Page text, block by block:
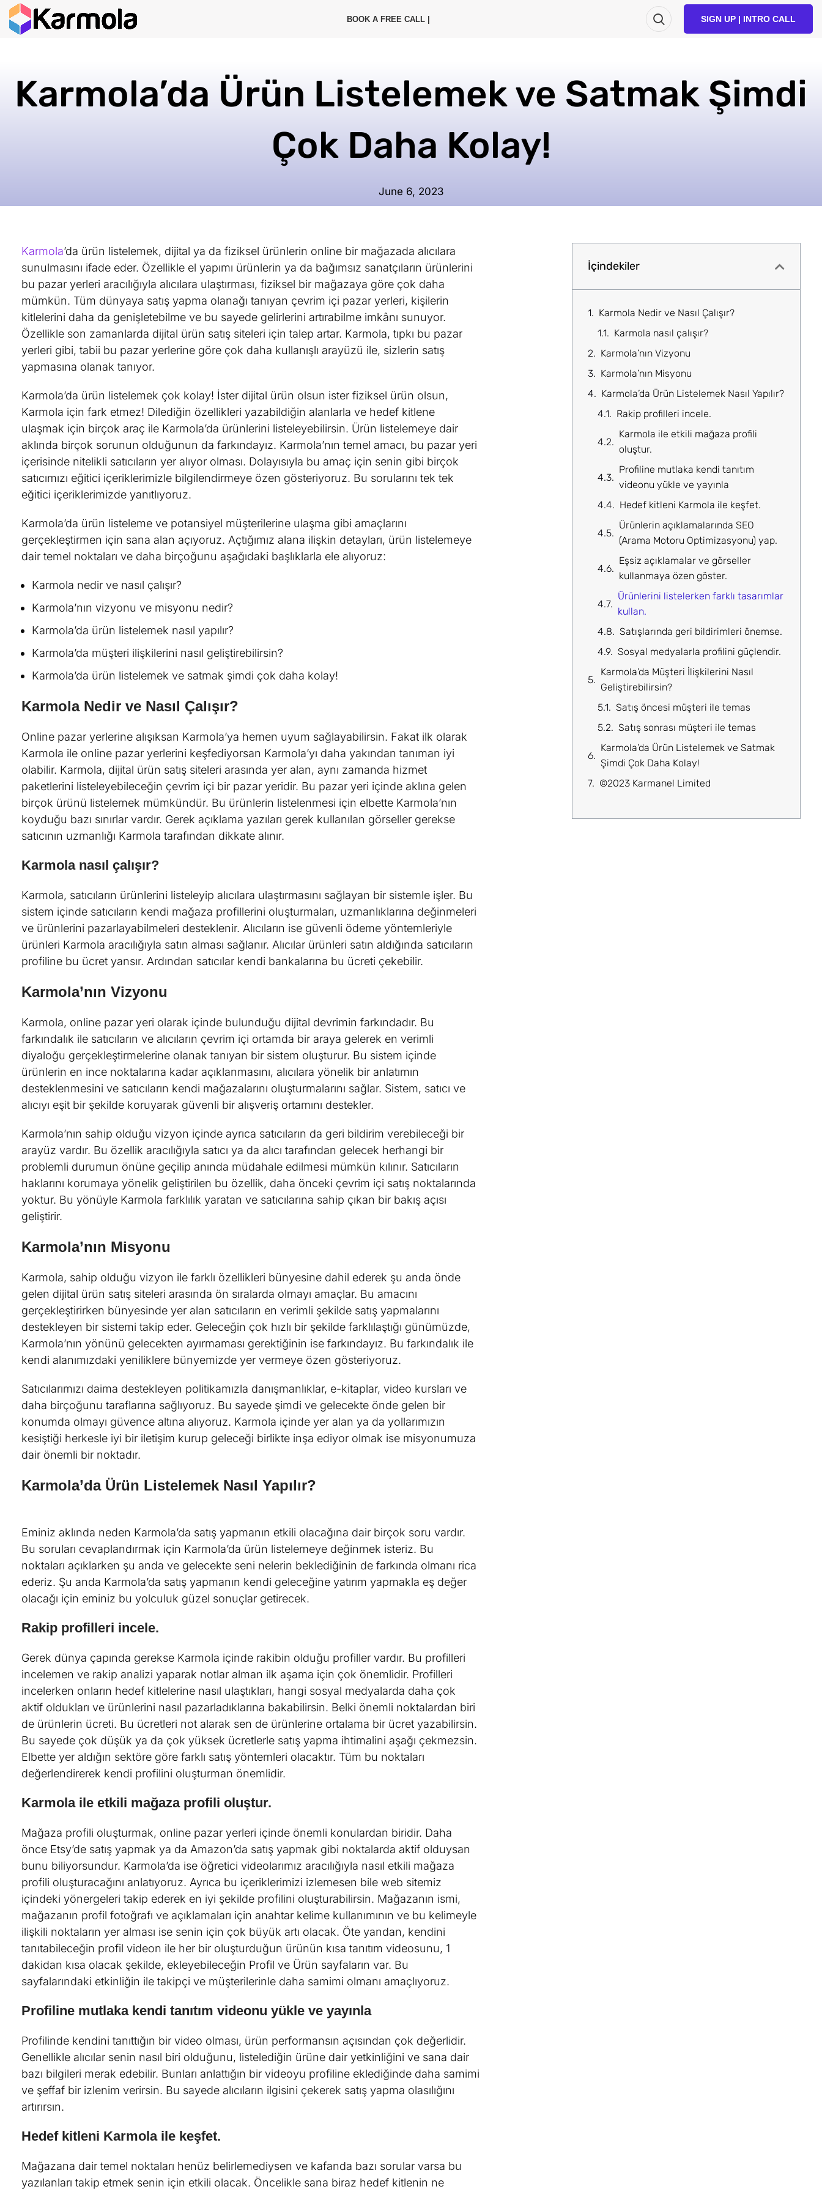
BOOK A FREE CALL | SIGN UP | INTRO CALL
Karmola’da Ürün Listelemek ve Satmak Şimdi
Çok Daha Kolay!
June 6, 2023
Karmola’da ürün listelemek, dijital ya da fiziksel ürünlerin online bir mağazada alıcılara
sunulmasını ifade eder. Özellikle el yapımı ürünlerin ya da bağımsız sanatçıların ürünlerini
bu pazar yerleri aracılığıyla alıcılara ulaştırması, fiziksel bir mağazaya göre çok daha
mümkün. Tüm dünyaya satış yapma olanağı tanıyan çevrim içi pazar yerleri, kişilerin
kitlelerini daha da genişletebilme ve bu sayede gelirlerini artırabilme imkânı sunuyor.
Özellikle son zamanlarda dijital ürün satış siteleri için talep artar. Karmola, tıpkı bu pazar
yerleri gibi, tabii bu pazar yerlerine göre çok daha kullanışlı arayüzü ile, sizlerin satış
yapmasına olanak tanıyor.
Karmola’da ürün listelemek çok kolay! İster dijital ürün olsun ister fiziksel ürün olsun,
Karmola için fark etmez! Dilediğin özellikleri yazabildiğin alanlarla ve hedef kitlene
ulaşmak için birçok araç ile Karmola’da ürünlerini listeleyebilirsin. Ürün listelemeye dair
aklında birçok sorunun olduğunun da farkındayız. Karmola’nın temel amacı, bu pazar yeri
içerisinde nitelikli satıcıların yer alıyor olması. Dolayısıyla bu amaç için senin gibi birçok
satıcımızı eğitici içeriklerimizle bilgilendirmeye özen gösteriyoruz. Bu sorularını tek tek
eğitici içeriklerimizde yanıtlıyoruz.
Karmola’da ürün listeleme ve potansiyel müşterilerine ulaşma gibi amaçlarını
gerçekleştirmen için sana alan açıyoruz. Açtığımız alana ilişkin detayları, ürün listelemeye
dair temel noktaları ve daha birçoğunu aşağıdaki başlıklarla ele alıyoruz:
Karmola nedir ve nasıl çalışır?
Karmola’nın vizyonu ve misyonu nedir?
Karmola’da ürün listelemek nasıl yapılır?
Karmola’da müşteri ilişkilerini nasıl geliştirebilirsin?
Karmola’da ürün listelemek ve satmak şimdi çok daha kolay!
Karmola Nedir ve Nasıl Çalışır?
Online pazar yerlerine alışıksan Karmola’ya hemen uyum sağlayabilirsin. Fakat ilk olarak
Karmola ile online pazar yerlerini keşfediyorsan Karmola’yı daha yakından tanıman iyi
olabilir. Karmola, dijital ürün satış siteleri arasında yer alan, aynı zamanda hizmet
paketlerini listeleyebileceğin çevrim içi bir pazar yeridir. Bu pazar yeri içinde aklına gelen
birçok ürünü listelemek mümkündür. Bu ürünlerin listelenmesi için elbette Karmola’nın
koyduğu bazı sınırlar vardır. Gerek açıklama yazıları gerek kullanılan görseller gerekse
satıcının uzmanlığı Karmola tarafından dikkate alınır.
Karmola nasıl çalışır?
Karmola, satıcıların ürünlerini listeleyip alıcılara ulaştırmasını sağlayan bir sistemle işler. Bu
sistem içinde satıcıların kendi mağaza profillerini oluşturmaları, uzmanlıklarına değinmeleri
ve ürünlerini pazarlayabilmeleri desteklenir. Alıcıların ise güvenli ödeme yöntemleriyle
ürünleri Karmola aracılığıyla satın alması sağlanır. Alıcılar ürünleri satın aldığında satıcıların
profiline bu ücret yansır. Ardından satıcılar kendi bankalarına bu ücreti çekebilir.
Karmola’nın Vizyonu
Karmola, online pazar yeri olarak içinde bulunduğu dijital devrimin farkındadır. Bu
farkındalık ile satıcıların ve alıcıların çevrim içi ortamda bir araya gelerek en verimli
diyaloğu gerçekleştirmelerine olanak tanıyan bir sistem oluşturur. Bu sistem içinde
ürünlerin en ince noktalarına kadar açıklanmasını, alıcılara yönelik bir anlatımın
desteklenmesini ve satıcıların kendi mağazalarını oluşturmalarını sağlar. Sistem, satıcı ve
alıcıyı eşit bir şekilde koruyarak güvenli bir alışveriş ortamını destekler.
Karmola’nın sahip olduğu vizyon içinde ayrıca satıcıların da geri bildirim verebileceği bir
arayüz vardır. Bu özellik aracılığıyla satıcı ya da alıcı tarafından gelecek herhangi bir
problemli durumun önüne geçilip anında müdahale edilmesi mümkün kılınır. Satıcıların
haklarını korumaya yönelik geliştirilen bu özellik, daha önceki çevrim içi satış noktalarında
yoktur. Bu yönüyle Karmola farklılık yaratan ve satıcılarına sahip çıkan bir bakış açısı
geliştirir.
Karmola’nın Misyonu
Karmola, sahip olduğu vizyon ile farklı özellikleri bünyesine dahil ederek şu anda önde
gelen dijital ürün satış siteleri arasında ön sıralarda olmayı amaçlar. Bu amacını
gerçekleştirirken bünyesinde yer alan satıcıların en verimli şekilde satış yapmalarını
destekleyen bir sistemi takip eder. Geleceğin çok hızlı bir şekilde farklılaştığı günümüzde,
Karmola’nın yönünü gelecekten ayırmaması gerektiğinin ise farkındayız. Bu farkındalık ile
kendi alanımızdaki yeniliklere bünyemizde yer vermeye özen gösteriyoruz.
Satıcılarımızı daima destekleyen politikamızla danışmanlıklar, e-kitaplar, video kursları ve
daha birçoğunu taraflarına sağlıyoruz. Bu sayede şimdi ve gelecekte önde gelen bir
konumda olmayı güvence altına alıyoruz. Karmola içinde yer alan ya da yollarımızın
kesiştiği herkesle iyi bir iletişim kurup geleceği birlikte inşa ediyor olmak ise misyonumuza
dair önemli bir noktadır.
Karmola’da Ürün Listelemek Nasıl Yapılır?
Eminiz aklında neden Karmola’da satış yapmanın etkili olacağına dair birçok soru vardır.
Bu soruları cevaplandırmak için Karmola’da ürün listelemeye değinmek isteriz. Bu
noktaları açıklarken şu anda ve gelecekte seni nelerin beklediğinin de farkında olmanı rica
ederiz. Şu anda Karmola’da satış yapmanın kendi geleceğine yatırım yapmakla eş değer
olacağı için eminiz bu yolculuk güzel sonuçlar getirecek.
Rakip profilleri incele.
Gerek dünya çapında gerekse Karmola içinde rakibin olduğu profiller vardır. Bu profilleri
incelemen ve rakip analizi yaparak notlar alman ilk aşama için çok önemlidir. Profilleri
incelerken onların hedef kitlelerine nasıl ulaştıkları, hangi sosyal medyalarda daha çok
aktif oldukları ve ürünlerini nasıl pazarladıklarına bakabilirsin. Belki önemli noktalardan biri
de ürünlerin ücreti. Bu ücretleri not alarak sen de ürünlerine ortalama bir ücret yazabilirsin.
Bu sayede çok düşük ya da çok yüksek ücretlerle satış yapma ihtimalini aşağı çekmezsin.
Elbette yer aldığın sektöre göre farklı satış yöntemleri olacaktır. Tüm bu noktaları
değerlendirerek kendi profilini oluşturman önemlidir.
Karmola ile etkili mağaza profili oluştur.
Mağaza profili oluşturmak, online pazar yerleri içinde önemli konulardan biridir. Daha
önce Etsy’de satış yapmak ya da Amazon’da satış yapmak gibi noktalarda aktif olduysan
bunu biliyorsundur. Karmola’da ise öğretici videolarımız aracılığıyla nasıl etkili mağaza
profili oluşturacağını anlatıyoruz. Ayrıca bu içeriklerimizi izlemesen bile web sitemiz
içindeki yönergeleri takip ederek en iyi şekilde profilini oluşturabilirsin. Mağazanın ismi,
mağazanın profil fotoğrafı ve açıklamaları için anahtar kelime kullanımının ve bu kelimeyle
ilişkili noktaların yer alması ise senin için çok büyük artı olacak. Öte yandan, kendini
tanıtabileceğin profil videon ile her bir oluşturduğun ürünün kısa tanıtım videosunu, 1
dakidan kısa olacak şekilde, ekleyebileceğin Profil ve Ürün sayfaların var. Bu
sayfalarındaki etkinliğin ile takipçi ve müşterilerinle daha samimi olmanı amaçlıyoruz.
Profiline mutlaka kendi tanıtım videonu yükle ve yayınla
Profilinde kendini tanıttığın bir video olması, ürün performansın açısından çok değerlidir.
Genellikle alıcılar senin nasıl biri olduğunu, listelediğin ürüne dair yetkinliğini ve sana dair
bazı bilgileri merak edebilir. Bunları anlattığın bir videoyu profiline eklediğinde daha samimi
ve şeffaf bir izlenim verirsin. Bu sayede alıcıların ilgisini çekerek satış yapma olasılığını
artırırsın.
Hedef kitleni Karmola ile keşfet.
Mağazana dair temel noktaları henüz belirlemediysen ve kafanda bazı sorular varsa bu
yazılanları takip etmek senin için etkili olacak. Öncelikle sana biraz hedef kitlenin ne
İçindekiler
Karmola Nedir ve Nasıl Çalışır?
Karmola nasıl çalışır?
Karmola’nın Vizyonu
Karmola’nın Misyonu
Karmola’da Ürün Listelemek Nasıl Yapılır?
Rakip profilleri incele.
Karmola ile etkili mağaza profili
oluştur.
Profiline mutlaka kendi tanıtım
videonu yükle ve yayınla
Hedef kitleni Karmola ile keşfet.
Ürünlerin açıklamalarında SEO
(Arama Motoru Optimizasyonu) yap.
Eşsiz açıklamalar ve görseller
kullanmaya özen göster.
Ürünlerini listelerken farklı tasarımlar
kullan.
Satışlarında geri bildirimleri önemse.
Sosyal medyalarla profilini güçlendir.
Karmola’da Müşteri İlişkilerini Nasıl
Geliştirebilirsin?
Satış öncesi müşteri ile temas
Satış sonrası müşteri ile temas
Karmola’da Ürün Listelemek ve Satmak
Şimdi Çok Daha Kolay!
©2023 Karmanel Limited